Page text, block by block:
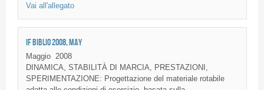
Vai all'allegato
IF BIBLIO 2008, MAY
Maggio 2008
DINAMICA, STABILITÀ DI MARCIA, PRESTAZIONI,
SPERIMENTAZIONE: Progettazione del materiale rotabile